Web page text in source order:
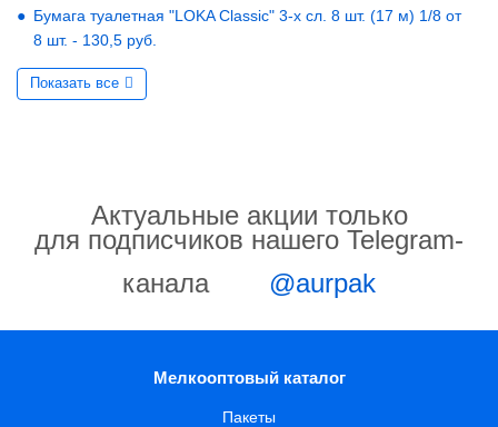
Бумага туалетная "LOKA Classic" 3-х сл. 8 шт. (17 м) 1/8 от
8 шт. - 130,5 руб.
Показать все
Актуальные акции только
для подписчиков нашего Telegram-
канала
@aurpak
Мелкооптовый каталог
Пакеты